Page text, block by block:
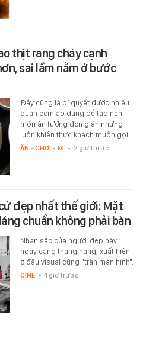
thịt rang cháy cạnh
sai lầm nằm ở bước
Đây cũng là bí quyết được nhiều
quán cơm áp dụng để tạo nên
món ăn tưởng đơn giản nhưng
luôn khiến thực khách muốn gọi…
ĂN - CHƠI - ĐI - 2 giờ trước
đẹp nhất thế giới: Mặt
chuẩn không phải bàn
Nhan sắc của người đẹp này
ngày càng thăng hạng, xuất hiện
ở đâu visual cũng "tràn màn hình".
CINE - 1 giờ trước